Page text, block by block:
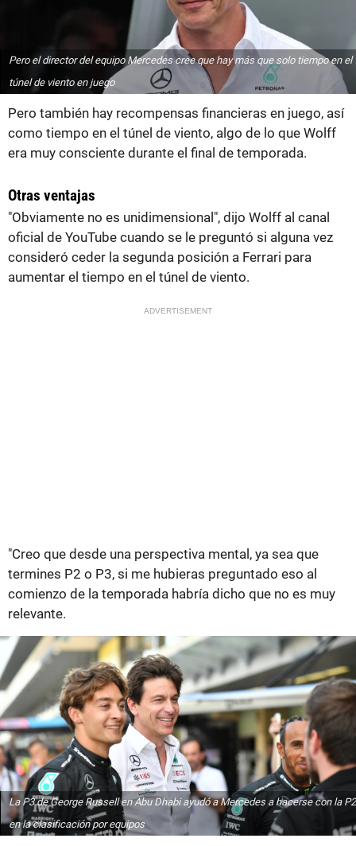
Pero el director del equipo Mercedes cree que hay más que solo tiempo en el
túnel de viento en juego
Pero también hay recompensas financieras en juego, así
como tiempo en el túnel de viento, algo de lo que Wolff
era muy consciente durante el final de temporada.
Otras ventajas
"Obviamente no es unidimensional", dijo Wolff al canal
oficial de YouTube cuando se le preguntó si alguna vez
consideró ceder la segunda posición a Ferrari para
aumentar el tiempo en el túnel de viento.
ADVERTISEMENT
"Creo que desde una perspectiva mental, ya sea que
termines P2 o P3, si me hubieras preguntado eso al
comienzo de la temporada habría dicho que no es muy
relevante.
La P3 de George Russell en Abu Dhabi ayudó a Mercedes a hacerse con la P2
en la clasificación por equipos